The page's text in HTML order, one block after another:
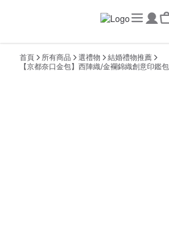
首頁 所有商品 選禮物
結婚禮物推薦
【京都奈口金包】西陣織/金襴錦織創意印鑑